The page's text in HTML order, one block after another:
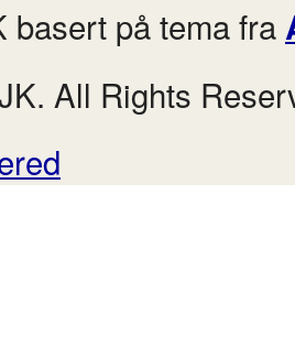
basert på tema fra
All Rights